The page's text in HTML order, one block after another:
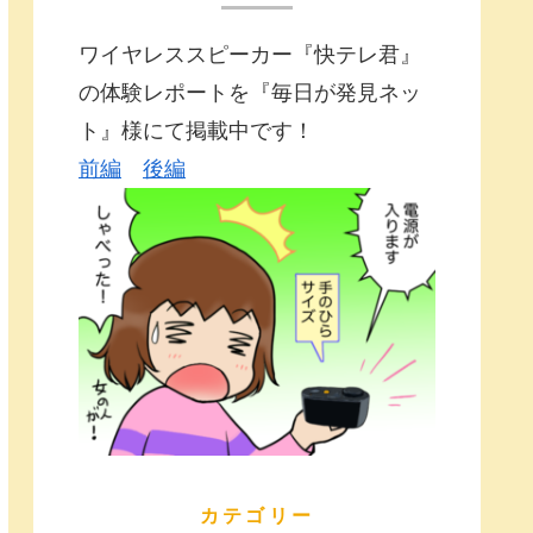
ワイヤレススピーカー『快テレ君』
の体験レポートを『毎日が発見ネッ
ト』様にて掲載中です！
前編
後編
カテゴリー